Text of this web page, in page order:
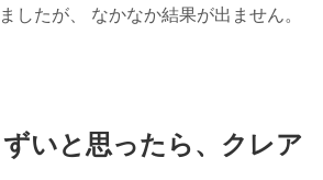
したが、 なかなか結果が出ません。
いと思ったら、クレア